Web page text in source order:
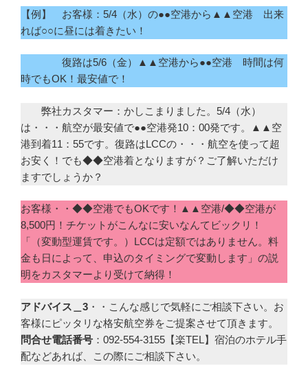
【例】 お客様：5/4（水）の●●空港から▲▲空港 出来
れば○○に昼には着きたい！
復路は5/6（金）▲▲空港から●●空港 時間は何
時でもOK！最安値で！
弊社カスタマー：かしこまりました。5/4（水）
は・・・航空が最安値で●●空港発10：00発です。▲▲空
港到着11：55です。復路はLCCの・・・航空を使って超
お安く！でも◆◆空港着となりますが？ご了解いただけ
ますでしょうか？
お客様・・◆◆空港でもOKです！▲▲空港/◆◆空港が
8,500円！チケットがこんなに安いなんてビックリ！
「（変動型運賃です。）LCCは定額ではありません。料
金も日によって、申込のタイミングで変動します」の説
明をカスタマーより受けて納得！
アドバイス＿3 ・・こんな感じで気軽にご相談下さい。お
客様にピッタリな格安航空券をご提案させて頂きます。
問合せ電話番号 ：092-554-3155【楽TEL】宿泊のホテル手
配などあれば、この際にご相談下さい。